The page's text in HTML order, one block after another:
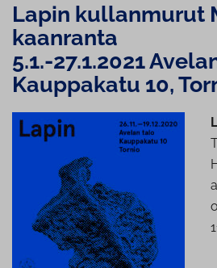
Lapin kullanmurut
kaan­ran­ta
5.1.-27.1.2021
Kauppakatu 10,